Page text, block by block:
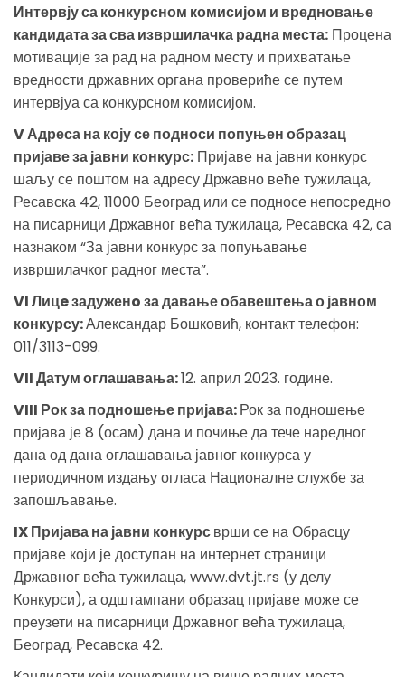
Интервју са конкурсном комисијом и вредновање
кандидата за сва извршилачка радна места: Процена
мотивације за рад на радном месту и прихватање
вредности државних органа провериће се путем
интервјуа са конкурсном комисијом.
V Адреса на коју се подноси попуњен образац
пријаве за јавни конкурс: Пријаве на јавни конкурс
шаљу се поштом на адресу Државно веће тужилаца,
Ресавска 42, 11000 Београд или се подносе непосредно
на писарници Државног већа тужилаца, Ресавска 42, са
назнаком “За јавни конкурс за попуњавање
извршилачког радног места”.
VI Лицe задуженo за давање обавештења о јавном
конкурсу:Александар Бошковић, контакт телефон:
011/3113-099.
VII Датум оглашавања:12. април 2023. године.
VIII Рок за подношење пријава:Рок за подношење
пријава је 8 (осам) дана и почиње да тече наредног
дана од дана оглашавања јавног конкурса у
периодичном издању огласа Националне службе за
запошљавање.
IX Пријава на јавни конкурсврши се на Обрасцу
пријаве који је доступан на интернет страници
Државног већа тужилаца, www.dvt.jt.rs (у делу
Конкурси), а одштампани образац пријаве може се
преузети на писарници Државног већа тужилаца,
Београд, Ресавска 42.